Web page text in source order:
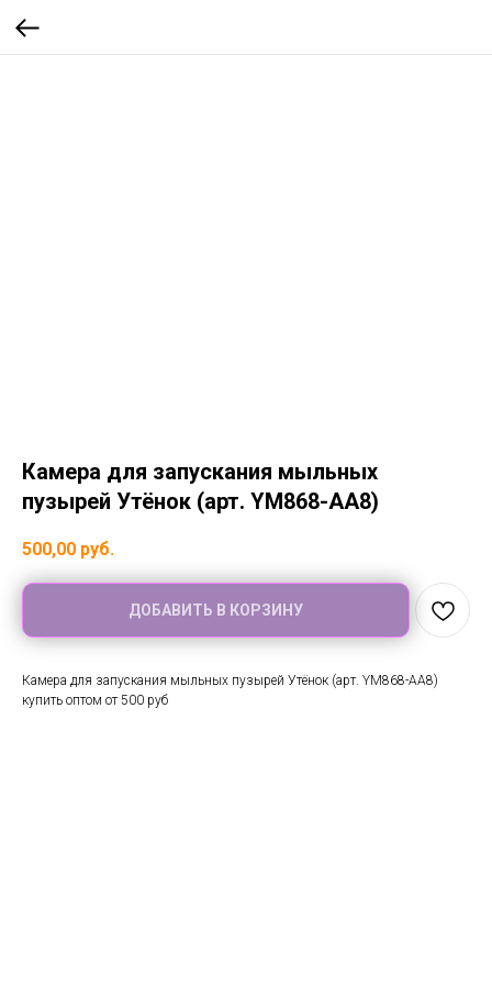
Камера для запускания мыльных
пузырей Утёнок (арт. YM868-AA8)
500,00 руб.
ДОБАВИТЬ В КОРЗИНУ
Камера для запускания мыльных пузырей Утёнок (арт. YM868-AA8)
купить оптом от 500 руб